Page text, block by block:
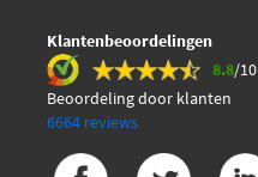
Klantenbeoordelingen
8.8/10
Beoordeling door klanten
6664 reviews